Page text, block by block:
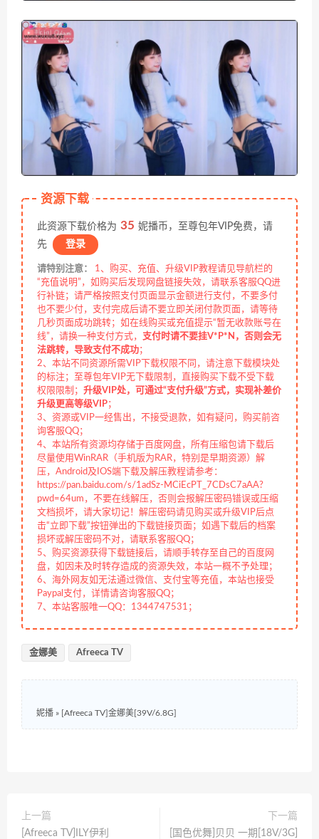
资源下载
此资源下载价格为 35 妮播币，至尊包年VIP免费，请
先
登录
请特别注意：
1、购买、充值、升级VIP教程请见导航栏的
“充值说明”，如购买后发现网盘链接失效，请联系客服QQ进
行补链；请严格按照支付页面显示金额进行支付，不要多付
也不要少付，支付完成后请不要立即关闭付款页面，请等待
几秒页面成功跳转；如在线购买或充值提示“暂无收款账号在
线”，请换一种支付方式， 支付时请不要挂V*P*N，否则会无
法跳转，导致支付不成功；
2、本站不同资源所需VIP下载权限不同，请注意下载模块处
的标注；至尊包年VIP无下载限制，直接购买下载不受下载
权限限制； 升级VIP处，可通过“支付升级”方式，实现补差价
升级更高等级VIP；
3、资源或VIP一经售出，不接受退款，如有疑问，购买前咨
询客服QQ；
4、本站所有资源均存储于百度网盘，所有压缩包请下载后
尽量使用WinRAR（手机版为RAR，特别是早期资源）解
压，Android及IOS端下载及解压教程请参考：
https://pan.baidu.com/s/1adSz-MCiEcPT_7CDsC7aAA?
pwd=64um，不要在线解压，否则会报解压密码错误或压缩
文档损坏，请大家切记！解压密码请见购买或升级VIP后点
击“立即下载”按钮弹出的下载链接页面；如遇下载后的档案
损坏或解压密码不对，请联系客服QQ；
5、购买资源获得下载链接后，请顺手转存至自己的百度网
盘，如因未及时转存造成的资源失效，本站一概不予处理；
6、海外网友如无法通过微信、支付宝等充值，本站也接受
Paypal支付，详情请咨询客服QQ；
7、本站客服唯一QQ：1344747531；
金娜美 Afreeca TV
妮播 » [Afreeca TV]金娜美[39V/6.8G]
上一篇
[Afreeca TV]ILY伊利
下一篇
[国色优舞]贝贝 一期[18V/3G]